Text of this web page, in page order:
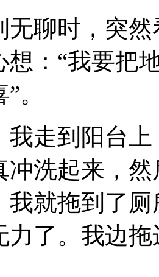
无聊时，突
想：“我要把
。
我走到阳台
冲洗起来，
我就拖到了
力了。我边